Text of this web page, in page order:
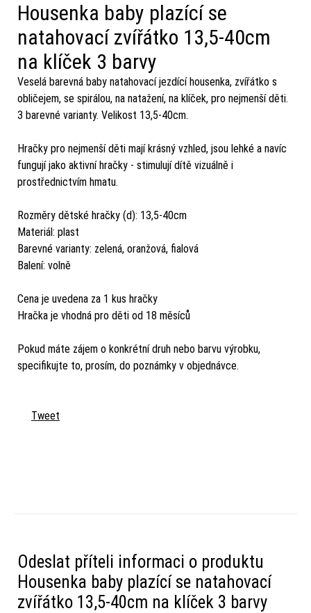
Housenka baby plazící se
natahovací zvířátko 13,5-40cm
na klíček 3 barvy
Veselá barevná baby natahovací jezdící housenka, zvířátko s
obličejem, se spirálou, na natažení, na klíček, pro nejmenší děti.
3 barevné varianty. Velikost 13,5-40cm.
Hračky pro nejmenší děti mají krásný vzhled, jsou lehké a navíc
fungují jako aktivní hračky - stimulují dítě vizuálně i
prostřednictvím hmatu.
Rozměry dětské hračky (d): 13,5-40cm
Materiál: plast
Barevné varianty: zelená, oranžová, fialová
Balení: volně
Cena je uvedena za 1 kus hračky
Hračka je vhodná pro děti od 18 měsíců
Pokud máte zájem o konkrétní druh nebo barvu výrobku,
specifikujte to, prosím, do poznámky v objednávce.
Tweet
Odeslat příteli informaci o produktu
Housenka baby plazící se natahovací
zvířátko 13,5-40cm na klíček 3 barvy